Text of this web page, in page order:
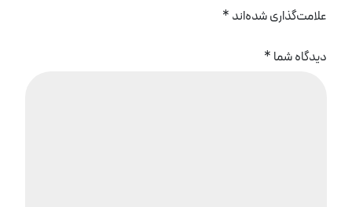
علامت‌گذاری شده‌اند *
دیدگاه شما *